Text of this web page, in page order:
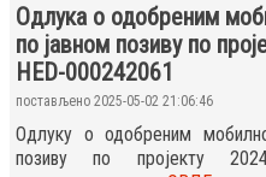
Одлука о одобреним
по јавном позиву по
HED-000242061
постављено 2025-05-02 21:06:46
Одлуку о одобреним
позиву по пројекту 2024-